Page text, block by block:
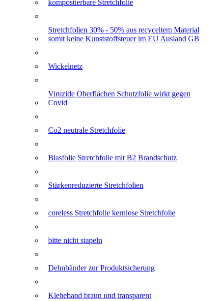
kompostierbare Stretchfolie
Stretchfolien 30% - 50% aus recyceltem Material
somit keine Kunststoffsteuer im EU Ausland GB
Wickelnetz
Viruzide Oberflächen Schutzfolie wirkt gegen
Covid
Co2 neutrale Stretchfolie
Blasfolie Stretchfolie mit B2 Brandschutz
Stärkenreduzierte Stretchfolien
coreless Stretchfolie kernlose Stretchfolie
bitte nicht stapeln
Dehnbänder zur Produktsicherung
Klebeband braun und transparent